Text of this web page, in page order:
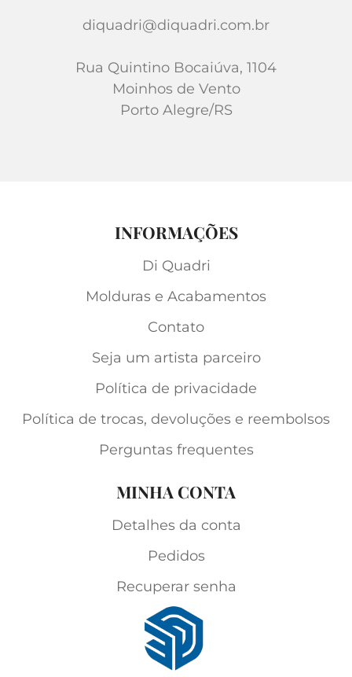
diquadri@diquadri.com.br
Rua Quintino Bocaiúva, 1104
Moinhos de Vento
Porto Alegre/RS
INFORMAÇÕES
Di Quadri
Molduras e Acabamentos
Contato
Seja um artista parceiro
Política de privacidade
Política de trocas, devoluções e reembolsos
Perguntas frequentes
MINHA CONTA
Detalhes da conta
Pedidos
Recuperar senha